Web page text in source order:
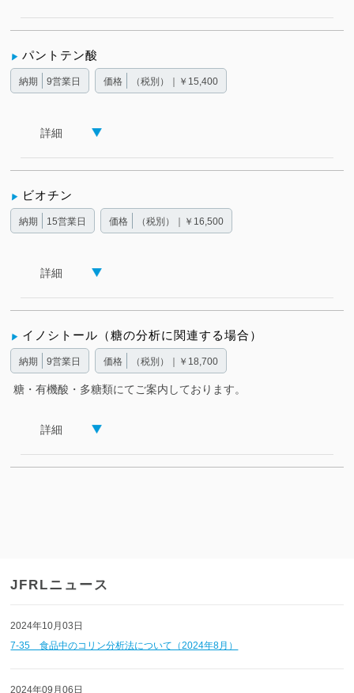
パントテン酸
納期 9営業日 価格 （税別）｜￥15,400
詳細
ビオチン
納期 15営業日 価格 （税別）｜￥16,500
詳細
イノシトール（糖の分析に関連する場合）
納期 9営業日 価格 （税別）｜￥18,700
糖・有機酸・多糖類にてご案内しております。
詳細
JFRLニュース
2024年10月03日
7-35 食品中のコリン分析法について（2024年8月）
2024年09月06日